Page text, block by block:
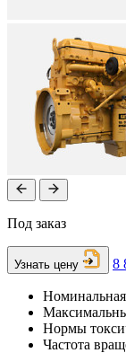
Под заказ
Узнать цену 8
Нормы
Частота